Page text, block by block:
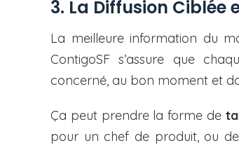
3. La Diffusion Ciblée
La meilleure information du
ContigoSF s’assure que
concerné, au bon moment et
Ça peut prendre la forme de
pour un chef de produit, ou